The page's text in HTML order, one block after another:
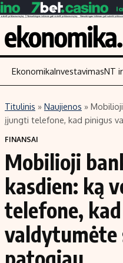
Turinys
Naujienos
Aplinka
Energetika
Ekonomika
Politika
NT ir statybos
EkonomikaInvestavimasNT
Titulinis » Naujienos »
įjungti telefone, kad pinigus
FINANSAI
Mobilioji
kasdien: ką
telefone,
valdytumėte